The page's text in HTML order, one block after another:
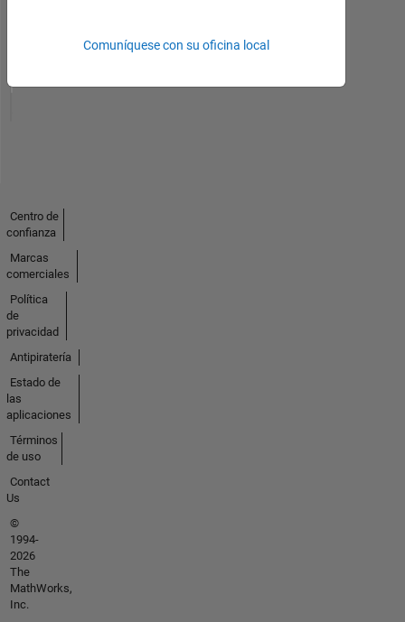
Comuníquese con su oficina local
Centro de
confianza
Marcas
comerciales
Política
de
privacidad
Antipiratería
Estado de
las
aplicaciones
Términos
de uso
Contact
Us
©
1994-
2026
The
MathWorks,
Inc.